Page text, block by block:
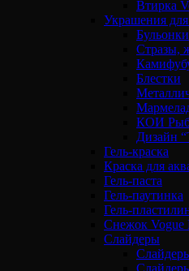
Втирка
Украшения
Бульонки
Стразы,
Блестки
КОИ
Дизайн
Гель-краска
Краска для
Гель-паста
Гель-паутинка
Гель-
Снежок Vogue
Слайдеры